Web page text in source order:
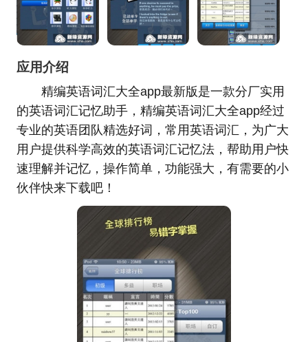
应用介绍
精编英语词汇大全app最新版是一款分厂实用
的英语词汇记忆助手，精编英语词汇大全app经过
专业的英语团队精选好词，常用英语词汇，为广大
用户提供科学高效的英语词汇记忆法，帮助用户快
速理解并记忆，操作简单，功能强大，有需要的小
伙伴快来下载吧！